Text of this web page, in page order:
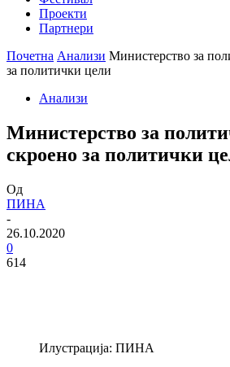
Проекти
Партнери
Почетна Анализи Министерство за
за политички цели
Анализи
Министерство за
скроено за политички
Од
ПИНА
-
26.10.2020
0
614
Илустрација: ПИНА